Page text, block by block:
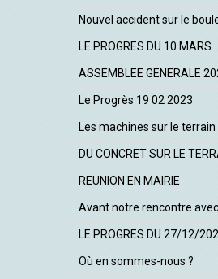
Nouvel accident sur le
LE PROGRES DU 10 MARS
ASSEMBLEE GENERALE
Le Progrès 19 02 2023
Les machines sur le terrain
DU CONCRET SUR LE
REUNION EN MAIRIE
Avant notre rencontre
LE PROGRES DU 27/12/
Où en sommes-nous ?